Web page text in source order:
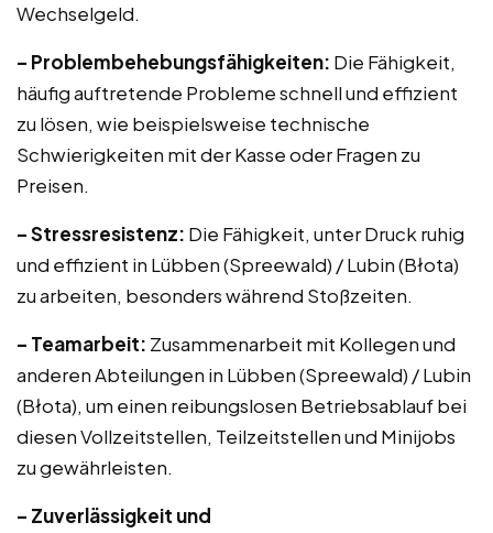
Wechselgeld.
– Problembehebungsfähigkeiten: Die Fähigkeit,
häufig auftretende Probleme schnell und effizient
zu lösen, wie beispielsweise technische
Schwierigkeiten mit der Kasse oder Fragen zu
Preisen.
– Stressresistenz: Die Fähigkeit, unter Druck ruhig
und effizient in Lübben (Spreewald) / Lubin (Błota)
zu arbeiten, besonders während Stoßzeiten.
– Teamarbeit: Zusammenarbeit mit Kollegen und
anderen Abteilungen in Lübben (Spreewald) / Lubin
(Błota), um einen reibungslosen Betriebsablauf bei
diesen Vollzeitstellen, Teilzeitstellen und Minijobs
zu gewährleisten.
– Zuverlässigkeit und